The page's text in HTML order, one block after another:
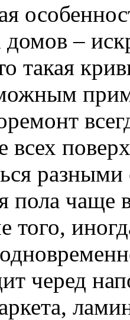
–
такая
всех
пола чаще
того,
черед